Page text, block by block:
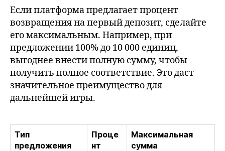
Если платформа предлагает процент
возвращения на первый депозит, сделайте
его максимальным. Например, при
предложении 100% до 10 000 единиц,
выгоднее внести полную сумму, чтобы
получить полное соответствие. Это даст
значительное преимущество для
дальнейшей игры.
Тип
предложения
Проце
нт
Максимальная
сумма